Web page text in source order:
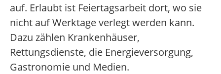
auf. Erlaubt ist Feiertagsarbeit dort, wo sie
nicht auf Werktage verlegt werden kann.
Dazu zählen Krankenhäuser,
Rettungsdienste, die Energieversorgung,
Gastronomie und Medien.